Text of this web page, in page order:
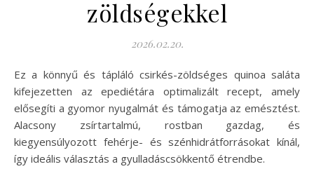
zöldségekkel
2026.02.20.
Ez a könnyű és tápláló csirkés-zöldséges quinoa saláta
kifejezetten az epediétára optimalizált recept, amely
elősegíti a gyomor nyugalmát és támogatja az emésztést.
Alacsony zsírtartalmú, rostban gazdag, és
kiegyensúlyozott fehérje- és szénhidrátforrásokat kínál,
így ideális választás a gyulladáscsökkentő étrendbe.